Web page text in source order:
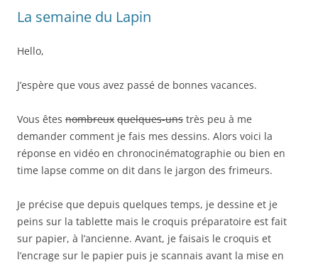
La semaine du Lapin
Hello,
J’espère que vous avez passé de bonnes vacances.
Vous êtes nombreux quelques-uns très peu à me
demander comment je fais mes dessins. Alors voici la
réponse en vidéo en chronocinématographie ou bien en
time lapse comme on dit dans le jargon des frimeurs.
Je précise que depuis quelques temps, je dessine et je
peins sur la tablette mais le croquis préparatoire est fait
sur papier, à l’ancienne. Avant, je faisais le croquis et
l’encrage sur le papier puis je scannais avant la mise en